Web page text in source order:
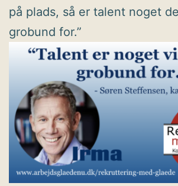
på plads, så er talent noget
grobund for.”